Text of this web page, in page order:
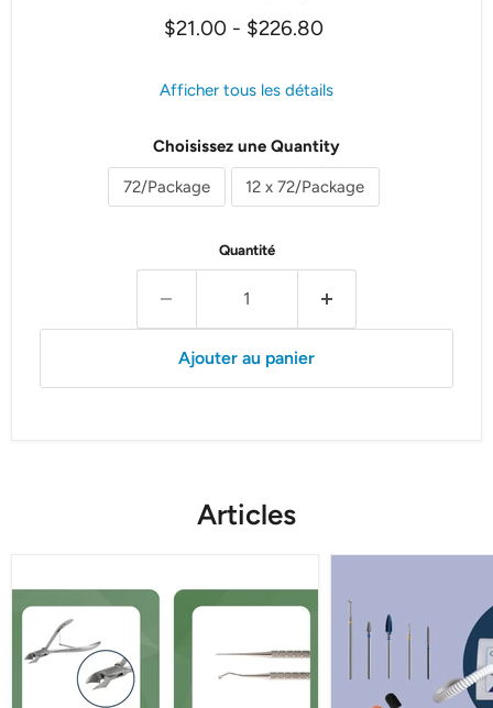
$21.00 - $226.80
Afficher tous les détails
Choisissez une Quantity
72/Package 12 x 72/Package
Quantité
Ajouter au panier
Articles